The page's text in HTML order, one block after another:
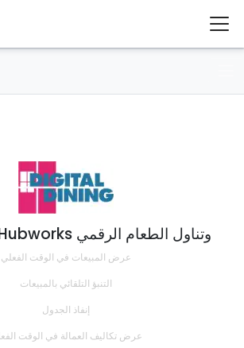
كيف تتكامل Hubworks وتناول الطعام الرقمي
عرض المبيعات في الوقت الفعلي
التنبؤ التلقائي بالمبيعات
إنفاذ الجدول
عرض تكاليف العمالة في الوقت